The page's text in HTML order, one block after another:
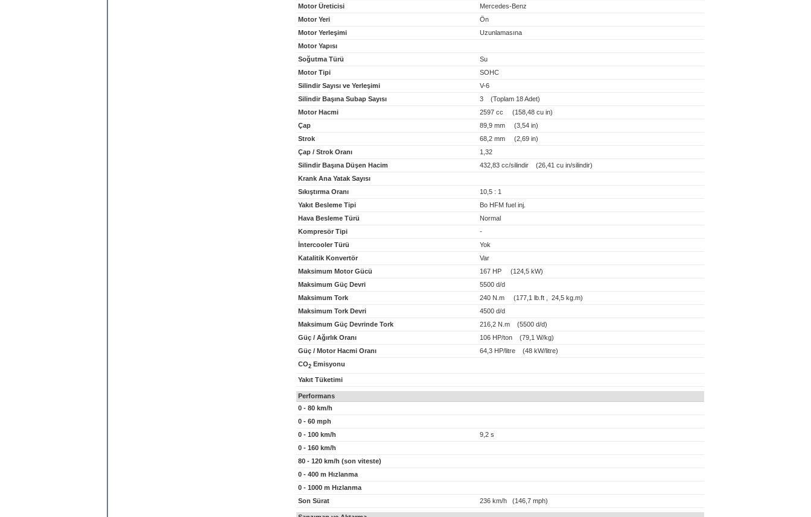
Motor Üreticisi
Mercedes-Benz
Motor Yeri
Ön
Motor Yerleşimi
Uzunlamasına
Motor Yapısı
Soğutma Türü
Su
Motor Tipi
SOHC
Silindir Sayısı ve Yerleşimi
V-6
Silindir Başına Subap Sayısı
3 (Toplam 18 Adet)
Motor Hacmi
2597 cc (158,48 cu in)
Çap
89,9 mm (3,54 in)
Strok
68,2 mm (2,69 in)
Çap / Strok Oranı
1,32
Silindir Başına Düşen Hacim
432,83 cc/silindir (26,41 cu in/silindir)
Krank Ana Yatak Sayısı
Sıkıştırma Oranı
10,5 : 1
Yakıt Besleme Tipi
Bo HFM fuel inj.
Hava Besleme Türü
Normal
Kompresör Tipi
-
İntercooler Türü
Yok
Katalitik Konvertör
Var
Maksimum Motor Gücü
167 HP (124,5 kW)
Maksimum Güç Devri
5500 d/d
Maksimum Tork
240 N.m (177,1 lb.ft , 24,5 kg.m)
Maksimum Tork Devri
4500 d/d
Maksimum Güç Devrinde Tork
216,2 N.m (5500 d/d)
Güç / Ağırlık Oranı
106 HP/ton (79,1 W/kg)
Güç / Motor Hacmi Oranı
64,3 HP/litre (48 kW/litre)
CO2 Emisyonu
Yakıt Tüketimi
Performans
0 - 80 km/h
0 - 60 mph
0 - 100 km/h
9,2 s
0 - 160 km/h
80 - 120 km/h (son viteste)
0 - 400 m Hızlanma
0 - 1000 m Hızlanma
Son Sürat
236 km/h (146,7 mph)